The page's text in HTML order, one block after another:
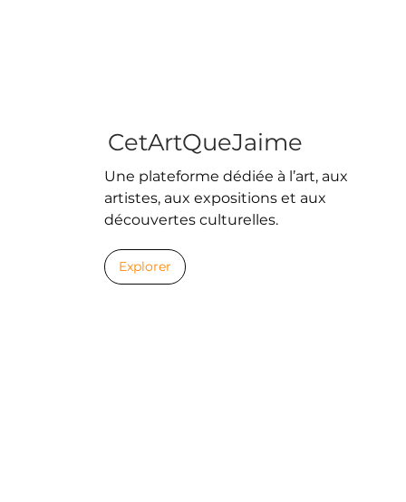
CetArtQueJaime
Une plateforme dédiée à l’art, aux
artistes, aux expositions et aux
découvertes culturelles.
Explorer